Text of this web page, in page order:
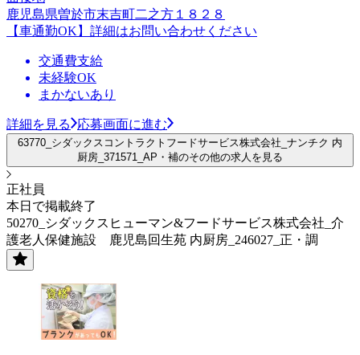
鹿児島県曽於市末吉町二之方１８２８
【車通勤OK】詳細はお問い合わせください
交通費支給
未経験OK
まかないあり
詳細を見る 応募画面に進む
63770_シダックスコントラクトフードサービス株式会社_ナンチク 内
厨房_371571_AP・補のその他の求人を見る
正社員
本日で掲載終了
50270_シダックスヒューマン&フードサービス株式会社_介
護老人保健施設 鹿児島回生苑 内厨房_246027_正・調